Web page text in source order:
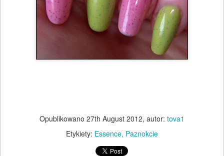
Opublikowano 27th August 2012, autor: tova1
Etykiety: Essence Paznokcie